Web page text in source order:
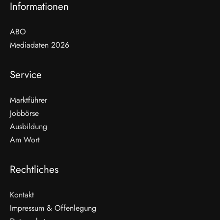
Informationen
ABO
Mediadaten 2026
Service
Marktführer
Jobbörse
Ausbildung
Am Wort
Rechtliches
Kontakt
Impressum & Offenlegung